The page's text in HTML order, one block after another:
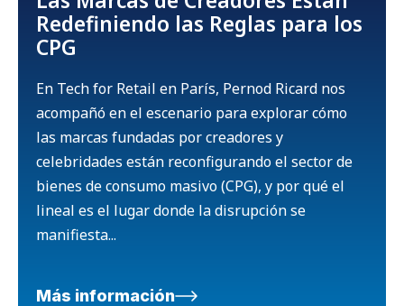
Redefiniendo las Reglas para los
CPG
En Tech for Retail en París, Pernod Ricard nos
acompañó en el escenario para explorar cómo
las marcas fundadas por creadores y
celebridades están reconfigurando el sector de
bienes de consumo masivo (CPG), y por qué el
lineal es el lugar donde la disrupción se
manifiesta...
Más información